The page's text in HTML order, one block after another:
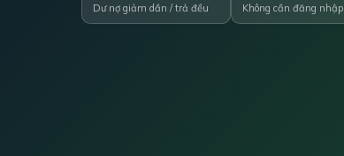
Dư nợ giảm dần / trả đều Không cần đăng nhập